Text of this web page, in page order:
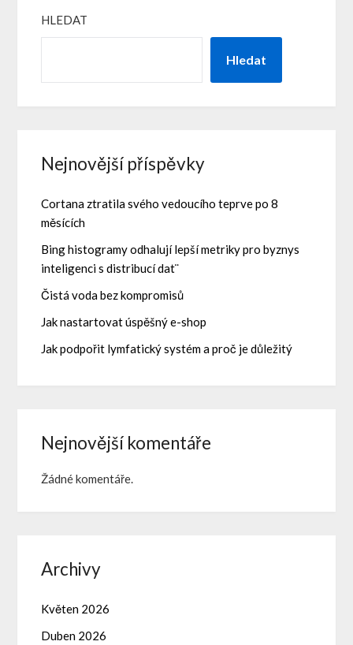
HLEDAT
Hledat
Nejnovější příspěvky
Cortana ztratila svého vedoucího teprve po 8
měsících
Bing histogramy odhalují lepší metriky pro byznys
inteligenci s distribucí dat¨
Čistá voda bez kompromisů
Jak nastartovat úspěšný e-shop
Jak podpořit lymfatický systém a proč je důležitý
Nejnovější komentáře
Žádné komentáře.
Archivy
Květen 2026
Duben 2026